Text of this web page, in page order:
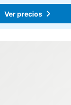
Ver precios